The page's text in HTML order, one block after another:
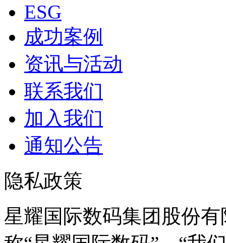
ESG
成功案例
资讯与活动
联系我们
加入我们
通知公告
隐私政策
星耀国际数码集团股份